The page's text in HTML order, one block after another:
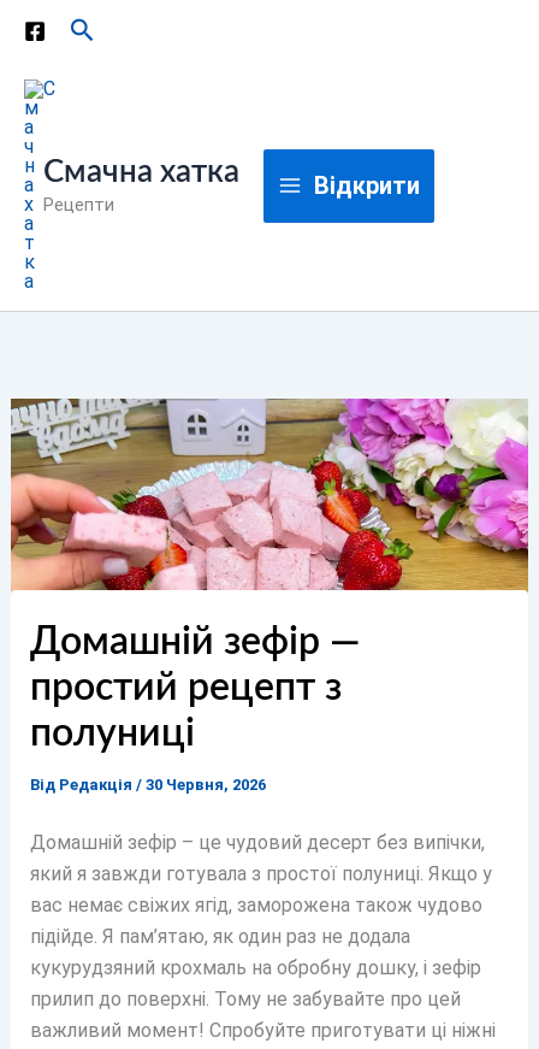
Перейти
вмісту
Пошук
Смачна хатка
Рецепти
Відкрити
Домашній зефір —
простий рецепт з
полуниці
Від Редакція / 30 Червня, 2026
Домашній зефір – це чудовий десерт без випічки,
який я завжди готувала з простої полуниці. Якщо у
вас немає свіжих ягід, заморожена також чудово
підійде. Я пам’ятаю, як один раз не додала
кукурудзяний крохмаль на обробну дошку, і зефір
прилип до поверхні. Тому не забувайте про цей
важливий момент! Спробуйте приготувати ці ніжні